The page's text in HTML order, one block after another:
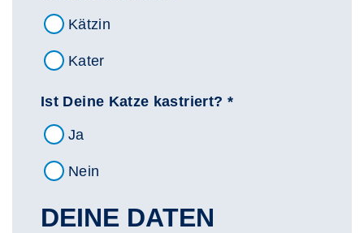
Kätzin
Kater
Ist Deine Katze kastriert? *
Ja
Nein
DEINE DATEN